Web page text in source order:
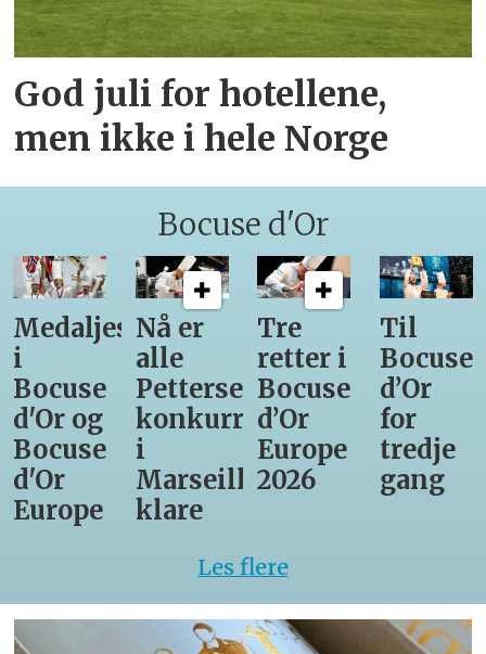
God juli for hotellene,
men ikke i hele Norge
Bocuse d'Or
Medaljestatistikk
i
Bocuse
d'Or og
Bocuse
d'Or
Europe
Nå er
alle
Pettersens
konkurrenter
i
Marseille
klare
Tre
retter i
Bocuse
d’Or
Europe
2026
Til
Bocuse
d’Or
for
tredje
gang
Les flere